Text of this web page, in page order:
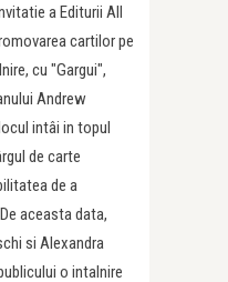
a Editurii All
cartilor pe
cu "Gargui",
Andrew
intâi in topul
de carte
de a
aceasta data,
si Alexandra
o intalnire